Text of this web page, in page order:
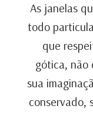
As janelas
todo
que
gótica, não
sua
conservado,